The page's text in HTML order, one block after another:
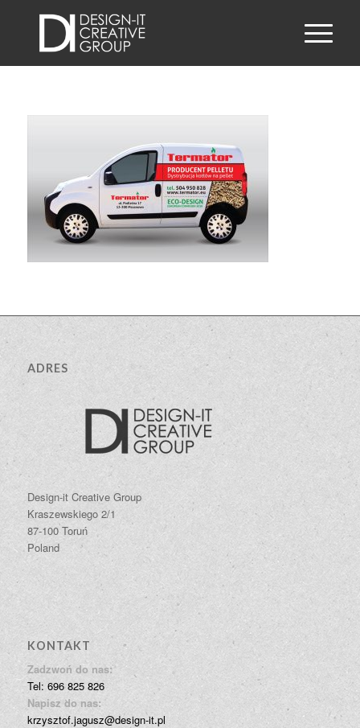
ADRES
Design-it Creative Group
Kraszewskiego 2/1
87-100 Toruń
Poland
KONTAKT
Zadzwoń do nas:
Tel: 696 825 826
Napisz do nas:
krzysztof.jagusz@design-it.pl